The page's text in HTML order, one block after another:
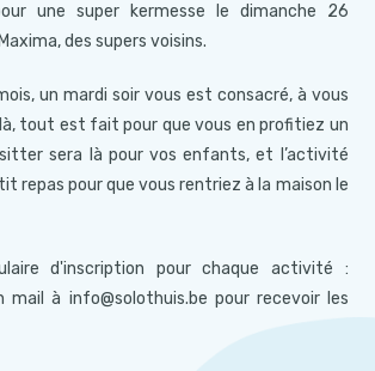
une super kermesse le dimanche 26
des supers voisins.
un mardi soir vous est consacré, à vous
tout est fait pour que vous en profitiez un
sera là pour vos enfants, et l’activité
repas pour que vous rentriez à la maison le
d'inscription pour chaque activité :
mail à info@solothuis.be pour recevoir les